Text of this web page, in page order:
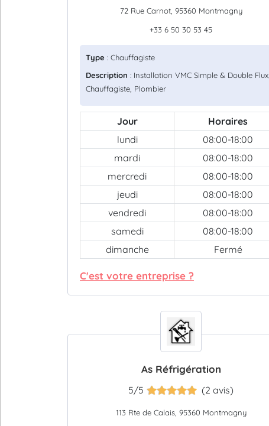
72 Rue Carnot, 95360 Montmagny
+33 6 50 30 53 45
Type : Chauffagiste
Description : Installation VMC Simple & Double Flux,
Chauffagiste, Plombier
Jour
Horaires
lundi
08:00-18:00
mardi
08:00-18:00
mercredi
08:00-18:00
jeudi
08:00-18:00
vendredi
08:00-18:00
samedi
08:00-18:00
dimanche
Fermé
C'est votre entreprise ?
As Réfrigération
5/5 (2 avis)
113 Rte de Calais, 95360 Montmagny